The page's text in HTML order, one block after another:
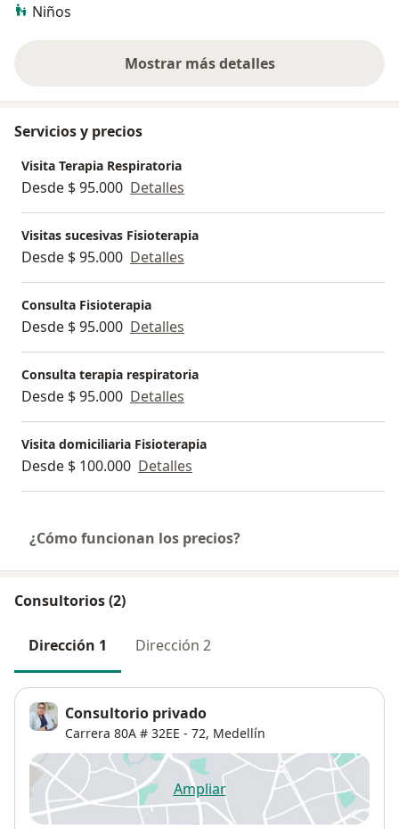
Niños
Mostrar más detalles
sobre la experiencia
Servicios y precios
Visita Terapia Respiratoria
Desde $ 95.000 Detalles
Visitas sucesivas Fisioterapia
Desde $ 95.000 Detalles
Consulta Fisioterapia
Desde $ 95.000 Detalles
Consulta terapia respiratoria
Desde $ 95.000 Detalles
Visita domiciliaria Fisioterapia
Desde $ 100.000 Detalles
¿Cómo funcionan los precios?
Consultorios (2)
Dirección 1 Dirección 2
Consultorio privado
Carrera 80A # 32EE - 72, Medellín
Ampliarse abre en una nueva